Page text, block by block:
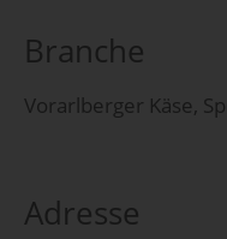
Branche
Vorarlberger Käse,
Adresse